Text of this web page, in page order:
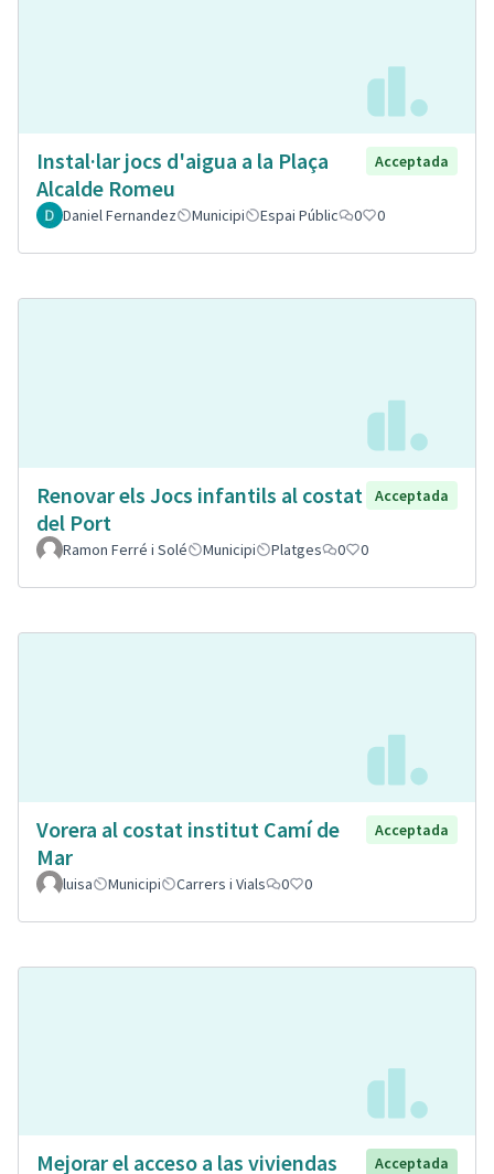
Instal·lar jocs d'aigua a la Plaça
Alcalde Romeu
Acceptada
Daniel Fernandez Municipi Espai Públic 0 0
Renovar els Jocs infantils al costat
del Port
Acceptada
Ramon Ferré i Solé Municipi Platges 0 0
Vorera al costat institut Camí de
Mar
Acceptada
luisa Municipi Carrers i Vials 0 0
Mejorar el acceso a las viviendas Acceptada